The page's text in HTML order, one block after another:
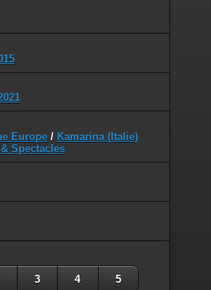
Europe / Kamarina (Italie)
Spectacles
3 4 5